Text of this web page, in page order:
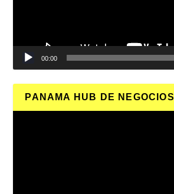
00:00
PANAMA HUB DE NEGOCIOS